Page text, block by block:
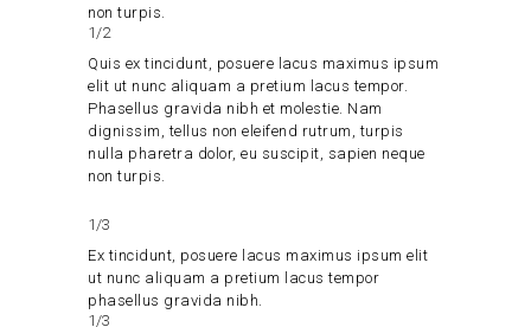
non turpis.
1/2
Quis ex tincidunt, posuere lacus maximus ipsum
elit ut nunc aliquam a pretium lacus tempor.
Phasellus gravida nibh et molestie. Nam
dignissim, tellus non eleifend rutrum, turpis
nulla pharetra dolor, eu suscipit, sapien neque
non turpis.
1/3
Ex tincidunt, posuere lacus maximus ipsum elit
ut nunc aliquam a pretium lacus tempor
phasellus gravida nibh.
1/3